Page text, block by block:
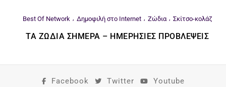
Best Of Network Δημοφιλή στο Internet Ζώδια Σκίτσο-κολάζ
ΤΑ ΖΏΔΙΑ ΣΉΜΕΡΑ – ΗΜΕΡΉΣΙΕΣ ΠΡΟΒΛΈΨΕΙΣ
Facebook Twitter Youtube